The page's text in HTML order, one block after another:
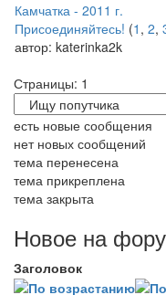
Камчатка - 2011 г.
Присоединяйтесь! (1 , 2,
автор: katerinka2k
Страницы: 1
есть новые сообщения
нет новых сообщений
тема перенесена
тема прикреплена
тема закрыта
Новое на
Заголовок